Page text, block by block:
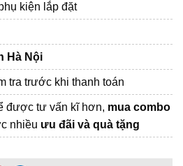
kiện lắp đặt
Hà Nội
tra trước khi thanh toán
được tư vấn kĩ hơn, mua combo
nhiều ưu đãi và quà tặng